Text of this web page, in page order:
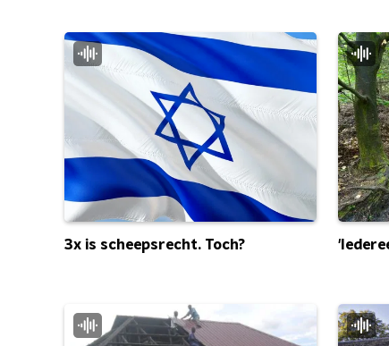
3x is scheepsrecht. Toch?